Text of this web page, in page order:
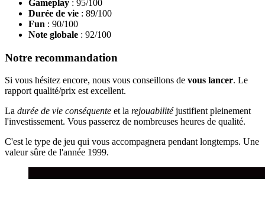
Gameplay : 95/100
Durée de vie : 89/100
Fun : 90/100
Note globale : 92/100
Notre recommandation
Si vous hésitez encore, nous vous conseillons de vous lancer. Le
rapport qualité/prix est excellent.
La durée de vie conséquente et la rejouabilitéjustifient pleinement
l'investissement. Vous passerez de nombreuses heures de qualité.
C'est le type de jeu qui vous accompagnera pendant longtemps. Une
valeur sûre de l'année 1999.